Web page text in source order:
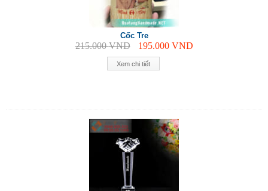
Xem chi tiết
Cốc Tre
215.000VND 195.000 VND